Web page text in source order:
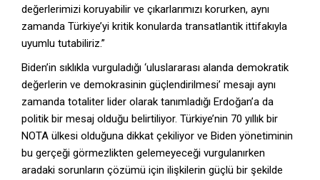
değerlerimizi koruyabilir ve çıkarlarımızı korurken, aynı
zamanda Türkiye’yi kritik konularda transatlantik ittifakıyla
uyumlu tutabiliriz.”
Biden’in sıklıkla vurguladığı ‘uluslararası alanda demokratik
değerlerin ve demokrasinin güçlendirilmesi’ mesajı aynı
zamanda totaliter lider olarak tanımladığı Erdoğan’a da
politik bir mesaj olduğu belirtiliyor. Türkiye’nin 70 yıllık bir
NOTA ülkesi olduğuna dikkat çekiliyor ve Biden yönetiminin
bu gerçeği görmezlikten gelemeyeceği vurgulanırken
aradaki sorunların çözümü için ilişkilerin güçlü bir şekilde